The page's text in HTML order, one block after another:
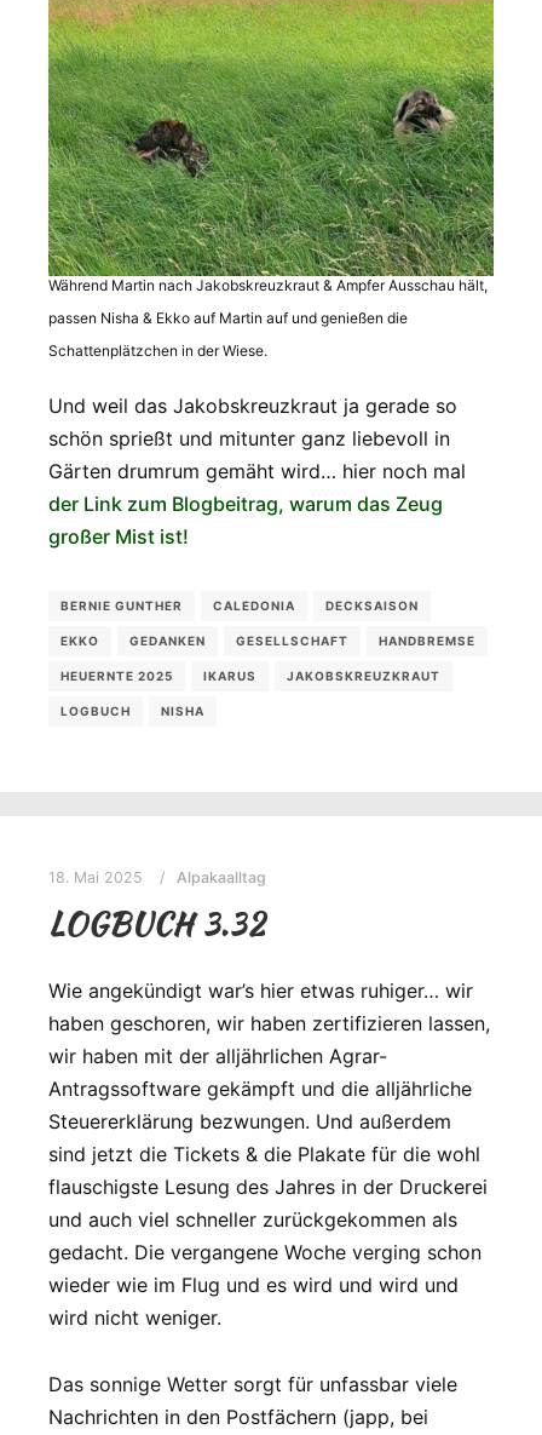
Während Martin nach Jakobskreuzkraut & Ampfer Ausschau hält,
passen Nisha & Ekko auf Martin auf und genießen die
Schattenplätzchen in der Wiese.
Und weil das Jakobskreuzkraut ja gerade so
schön sprießt und mitunter ganz liebevoll in
Gärten drumrum gemäht wird… hier noch mal
der Link zum Blogbeitrag, warum das Zeug
großer Mist ist!
BERNIE GUNTHER CALEDONIA DECKSAISON
EKKO GEDANKEN GESELLSCHAFT HANDBREMSE
HEUERNTE 2025 IKARUS JAKOBSKREUZKRAUT
LOGBUCH NISHA
18. Mai 2025 Alpakaalltag
LOGBUCH 3.32
Wie angekündigt war’s hier etwas ruhiger… wir
haben geschoren, wir haben zertifizieren lassen,
wir haben mit der alljährlichen Agrar-
Antragssoftware gekämpft und die alljährliche
Steuererklärung bezwungen. Und außerdem
sind jetzt die Tickets & die Plakate für die wohl
flauschigste Lesung des Jahres in der Druckerei
und auch viel schneller zurückgekommen als
gedacht. Die vergangene Woche verging schon
wieder wie im Flug und es wird und wird und
wird nicht weniger.
Das sonnige Wetter sorgt für unfassbar viele
Nachrichten in den Postfächern (japp, bei